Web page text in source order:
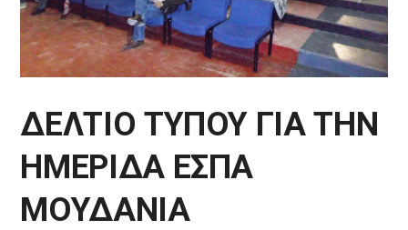
ΔΕΛΤΙΟ ΤΥΠΟΥ ΓΙΑ ΤΗΝ
ΗΜΕΡΙΔΑ ΕΣΠΑ
ΜΟΥΔΑΝΙΑ